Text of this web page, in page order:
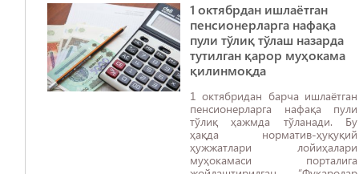
1 октябрдан ишлаётган
пенсионерларга нафақа
пули тўлиқ тўлаш назарда
тутилган қарор муҳокама
қилинмоқда
1 октябридан барча ишлаётган
пенсионерларга нафақа пули
тўлиқ ҳажмда тўланади. Бу
ҳақда норматив-ҳуқуқий
ҳужжатлари лойиҳалари
муҳокамаси порталига